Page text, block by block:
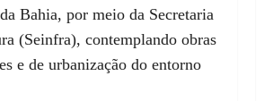
Bahia, por meio da Secretaria
(Seinfra), contemplando obras
e de urbanização do entorno